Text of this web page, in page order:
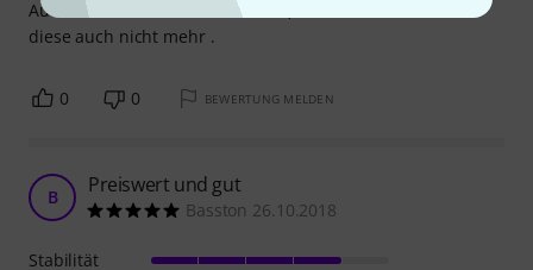
Aufkleber drauf - verschiedene :-) dann vertauscht man
diese auch nicht mehr .
0 0 BEWERTUNG MELDEN
B Preiswert und gut
Basston 26.10.2018
Stabilität